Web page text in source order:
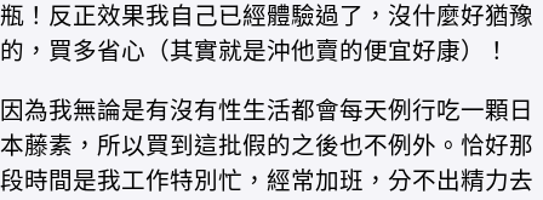
瓶！反正效果我自己已經體驗過了，沒什麼好猶豫
的，買多省心（其實就是沖他賣的便宜好康）！
因為我無論是有沒有性生活都會每天例行吃一顆日
本藤素，所以買到這批假的之後也不例外。恰好那
段時間是我工作特別忙，經常加班，分不出精力去